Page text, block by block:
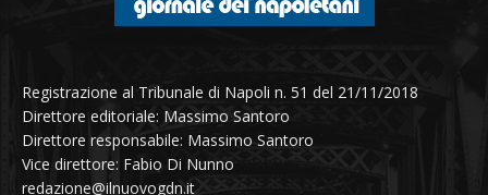
Registrazione al Tribunale di Napoli n. 51 del 21/11/2018
Direttore editoriale: Massimo Santoro
Direttore responsabile: Massimo Santoro
Vice direttore: Fabio Di Nunno
redazione@ilnuovogdn.it